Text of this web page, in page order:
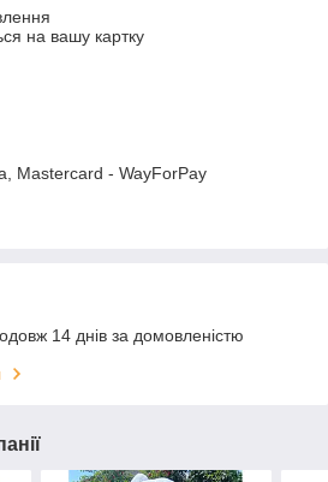
на вашу картку
Mastercard - WayForPay
14 днів за домовленістю